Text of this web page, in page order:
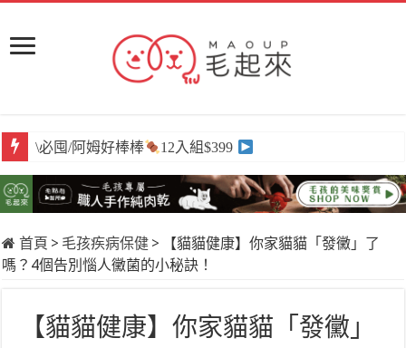
\必囤/阿姆好棒棒 12入組$399
首頁 > 毛孩疾病保健 >
【貓貓健康】你家貓貓「發黴」了
嗎？4個告別惱人黴菌的小秘訣！
【貓貓健康】你家貓貓「發黴」